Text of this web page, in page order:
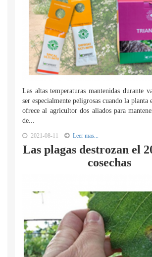
Las altas temperaturas mantenidas durante
ser especialmente peligrosas cuando la planta
ofrece al agricultor dos aliados para
de...
2021-08-11 Leer mas...
Las plagas destrozan el
cosechas